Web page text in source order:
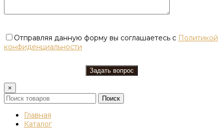
Отправляя данную форму вы соглашаетесь с Политикой
конфиденциальности
×
Поиск
Главная
Каталог